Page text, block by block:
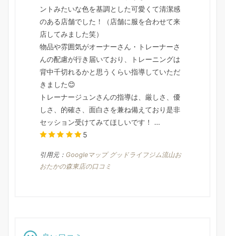
ントみたいな色を基調とした可愛くて清潔感
のある店舗でした！（店舗に服を合わせて来
店してみました笑）
物品や雰囲気がオーナーさん・トレーナーさ
んの配慮が行き届いており、トレーニングは
背中千切れるかと思うくらい指導していただ
きました😊
トレーナージュンさんの指導は、厳しさ、優
しさ、的確さ、面白さを兼ね備えており是非
セッション受けてみてほしいです！ …
5
引用元： Googleマップ グッドライフジム流山お
おたかの森東店の口コミ